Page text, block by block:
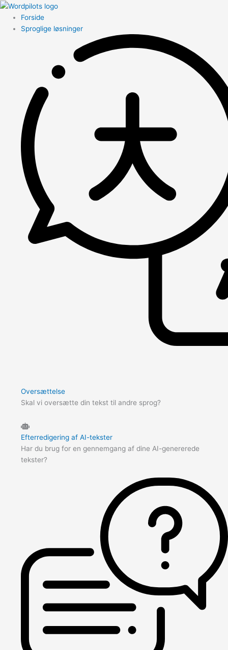
Forside
Sproglige løsninger
Oversættelse
Skal vi oversætte din tekst til andre sprog?
Efterredigering af AI-tekster
Har du brug for en gennemgang af dine AI-genererede
tekster?